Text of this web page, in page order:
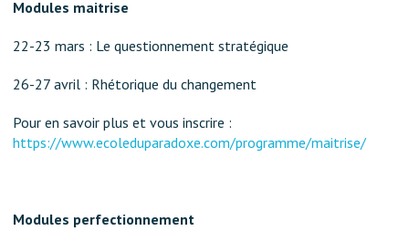
Modules maitrise
22-23 mars : Le questionnement stratégique
26-27 avril : Rhétorique du changement
Pour en savoir plus et vous inscrire :
https://www.ecoleduparadoxe.com/programme/maitrise/
Modules perfectionnement